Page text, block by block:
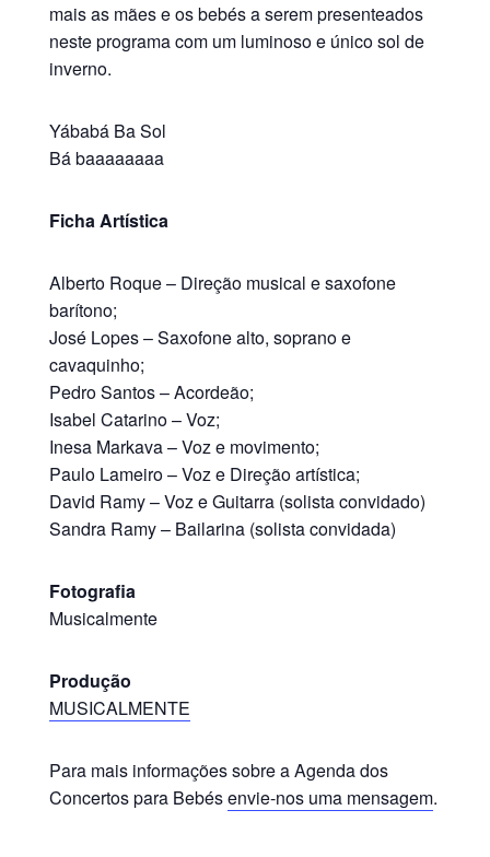
mais as mães e os bebés a serem presenteados
neste programa com um luminoso e único sol de
inverno.
Yábabá Ba Sol
Bá baaaaaaaa
Ficha Artística
Alberto Roque – Direção musical e saxofone
barítono;
José Lopes – Saxofone alto, soprano e
cavaquinho;
Pedro Santos – Acordeão;
Isabel Catarino – Voz;
Inesa Markava – Voz e movimento;
Paulo Lameiro – Voz e Direção artística;
David Ramy – Voz e Guitarra (solista convidado)
Sandra Ramy – Bailarina (solista convidada)
Fotografia
Musicalmente
Produção
MUSICALMENTE
Para mais informações sobre a Agenda dos
Concertos para Bebésenvie-nos uma mensagem.